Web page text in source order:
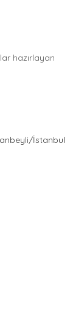
hazırlayan
İstanbul